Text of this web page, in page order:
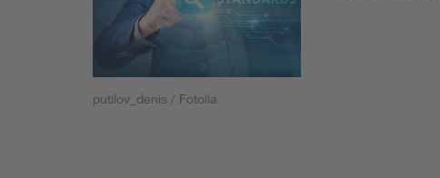
Energy
putilov_denis / Fotolia